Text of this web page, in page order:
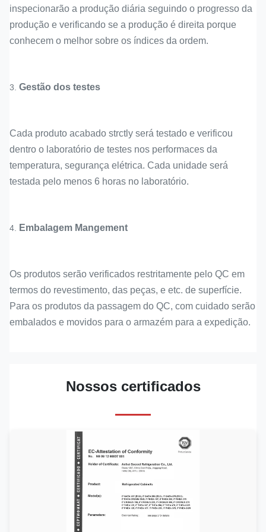
inspecionarão a produção diária seguindo o progresso da
produção e verificando se a produção é direita porque
conhecem o melhor sobre os índices da ordem.
3. Gestão dos testes
Cada produto acabado strctly será testado e verificou
dentro o laboratório de testes nos performaces da
temperatura, segurança elétrica. Cada unidade será
testada pelo menos 6 horas no laboratório.
4. Embalagem Mangement
Os produtos serão verificados restritamente pelo QC em
termos do revestimento, das peças, e etc. de superfície.
Para os produtos da passagem do QC, com cuidado serão
embalados e movidos para o armazém para a expedição.
Nossos certificados